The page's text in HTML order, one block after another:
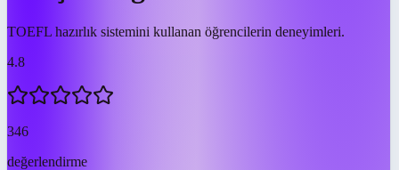
TOEFL hazırlık sistemini kullanan öğrencilerin deneyimleri.
4.8
346
değerlendirme